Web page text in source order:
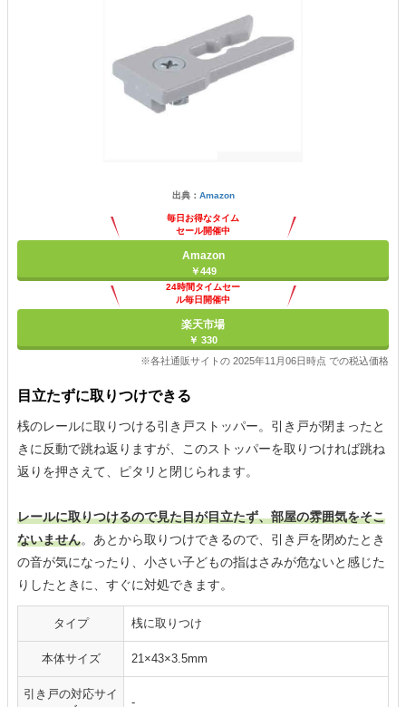
出典： Amazon
毎日お得なタイム
セール開催中
Amazon
￥449
24時間タイムセー
ル毎日開催中
楽天市場
￥ 330
※各社通販サイトの 2025年11月06日時点 での税込価格
目立たずに取りつけできる
桟のレールに取りつける引き戸ストッパー。引き戸が閉まったと
きに反動で跳ね返りますが、このストッパーを取りつければ跳ね
返りを押さえて、ピタリと閉じられます。
レールに取りつけるので見た目が目立たず、部屋の雰囲気をそこ
ないません。あとから取りつけできるので、引き戸を閉めたとき
の音が気になったり、小さい子どもの指はさみが危ないと感じた
りしたときに、すぐに対処できます。
タイプ 桟に取りつけ
本体サイズ 21×43×3.5mm
引き戸の対応サイ
-